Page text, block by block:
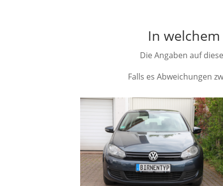
In
Die Angaben auf
Falls es Abweichungen